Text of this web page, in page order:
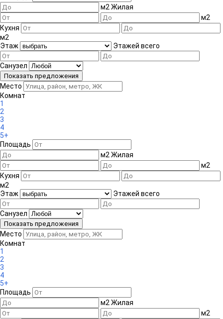
Площадь
Лифт
Место
Площадь
Лифт
м2 Жилая
м2
Кухня
м2
Этаж
Этажей всего
Санузел
Место
Комнат
1
2
3
4
5+
Площадь
м2 Жилая
м2
Кухня
м2
Этаж
Этажей всего
Санузел
Место
Комнат
1
2
3
4
5+
Площадь
м2 Жилая
м2